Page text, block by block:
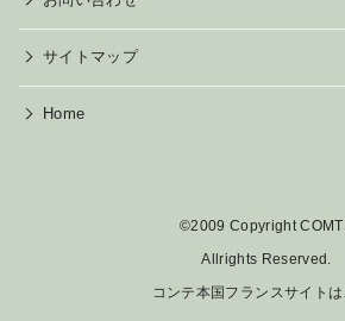
サイトマップ
Home
©2009 Copyright
Allrights Reserved.
コンテ本国フランスサイト